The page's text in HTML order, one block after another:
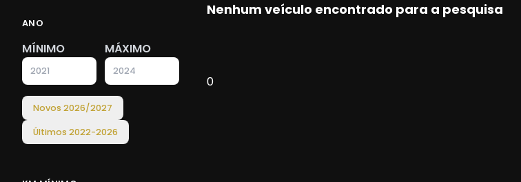
ANO
MÍNIMO MÁXIMO
Novos 2026/2027
Últimos 2022-2026
Nenhum veículo encontrado para a pesquisa
0